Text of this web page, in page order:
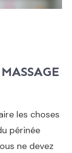
les choses
périnée
ne devez